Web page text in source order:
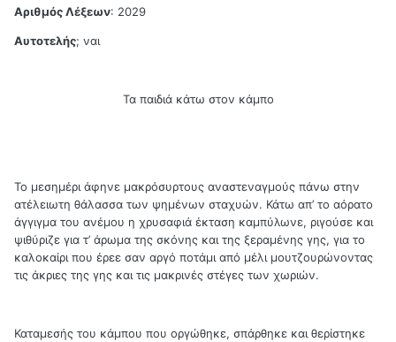
Αριθμός Λέξεων: 2029
Αυτοτελής; ναι
Τα παιδιά κάτω στον κάμπο
Το μεσημέρι άφηνε μακρόσυρτους αναστεναγμούς πάνω στην
ατέλειωτη θάλασσα των ψημένων σταχυών. Κάτω απ’ το αόρατο
άγγιγμα του ανέμου η χρυσαφιά έκταση καμπύλωνε, ριγούσε και
ψιθύριζε για τ’ άρωμα της σκόνης και της ξεραμένης γης, για το
καλοκαίρι που έρεε σαν αργό ποτάμι από μέλι μουτζουρώνοντας
τις άκριες της γης και τις μακρινές στέγες των χωριών.
Καταμεσής του κάμπου που οργώθηκε, σπάρθηκε και θερίστηκε